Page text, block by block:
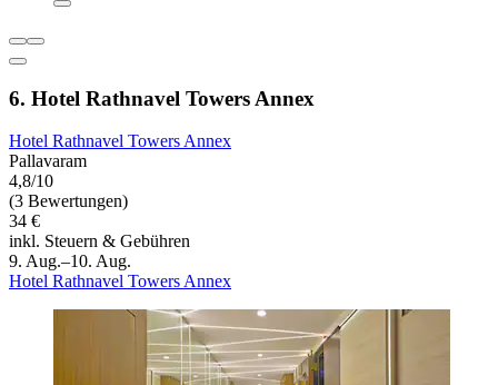
6. Hotel Rathnavel Towers Annex
Hotel Rathnavel Towers Annex
Pallavaram
4,8/10
(3 Bewertungen)
34 €
inkl. Steuern & Gebühren
9. Aug.–10. Aug.
Hotel Rathnavel Towers Annex